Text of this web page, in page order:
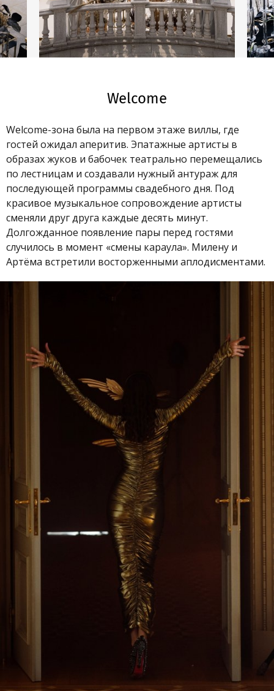
Welcome
Welcome-зона была на первом этаже виллы, где
гостей ожидал аперитив. Эпатажные артисты в
образах жуков и бабочек театрально перемещались
по лестницам и создавали нужный антураж для
последующей программы свадебного дня. Под
красивое музыкальное сопровождение артисты
сменяли друг друга каждые десять минут.
Долгожданное появление пары перед гостями
случилось в момент «смены караула». Милену и
Артёма встретили восторженными аплодисментами.